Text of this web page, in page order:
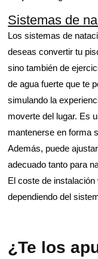
Sistemas de
Los sistemas de
deseas convertir tu
sino también de
de agua fuerte que te
simulando la
moverte del lugar. Es
mantenerse en forma
Además, puede
adecuado tanto para
El coste de
dependiendo del
¿Te los